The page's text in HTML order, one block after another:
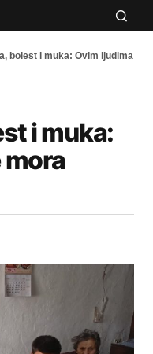
bolest i muka: Ovim ljudima
i muka:
mora